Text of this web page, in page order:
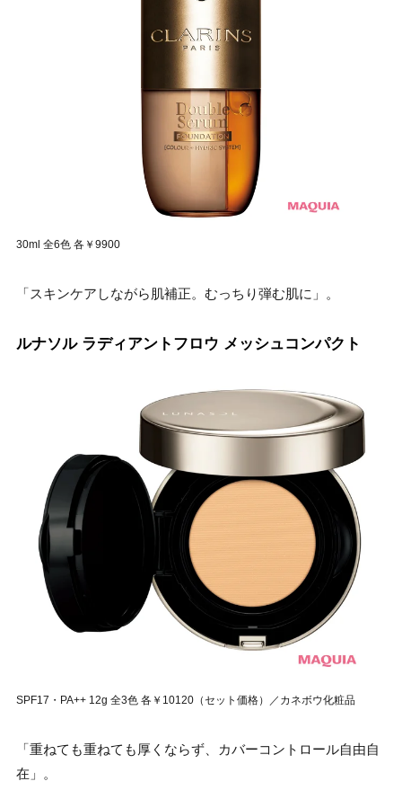
30ml 全6色 各￥9900
「スキンケアしながら肌補正。むっちり弾む肌に」。
ルナソル ラディアントフロウ メッシュコンパクト
SPF17・PA++ 12g 全3色 各￥10120（セット価格）／カネボウ化粧品
「重ねても重ねても厚くならず、カバーコントロール自由自
在」。